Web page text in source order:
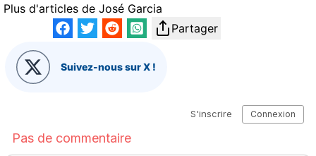
Plus d'articles de José Garcia
Partager
Suivez-nous sur X !